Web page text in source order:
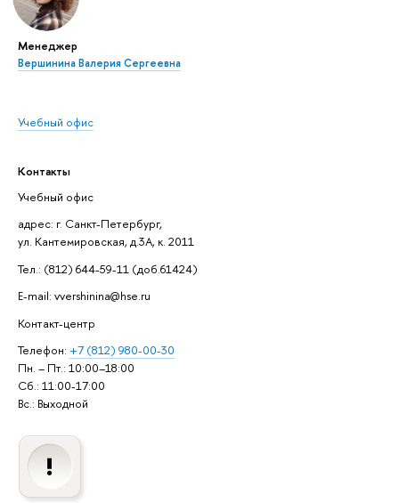
Менеджер
Вершинина Валерия Сергеевна
Учебный офис
Контакты
Учебный офис
адрес: г. Санкт-Петербург,
ул. Кантемировская, д.3А, к. 2011
Тел.: (812) 644-59-11 (доб.61424)
E-mail: vvershinina@hse.ru
Контакт-центр
Телефон: +7 (812) 980-00-30
Пн. – Пт.: 10:00–18:00
Сб.: 11:00-17:00
Вс.: Выходной